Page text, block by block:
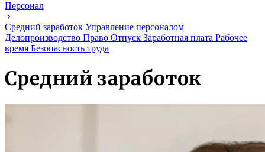
Персонал
Средний заработок Управление персоналом
Делопроизводство Право Отпуск Заработная плата Рабочее
время Безопасность труда
Средний заработок